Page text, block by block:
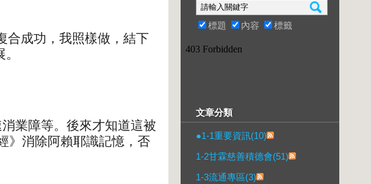
合成功，我照樣做，結下
業障等。後來才知道這被
》消除阿賴耶識記憶，否
標題 內容 標籤
文章分類
●1-1重要資訊(10)
1-2甘霖慈善積德會(51)
1-3流通專區(3)